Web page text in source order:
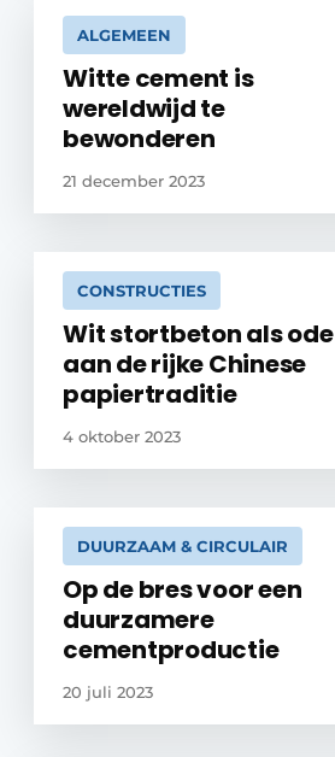
ALGEMEEN
Witte cement is
wereldwijd te
bewonderen
21 december 2023
CONSTRUCTIES
Wit stortbeton als ode
aan de rijke Chinese
papiertraditie
4 oktober 2023
DUURZAAM & CIRCULAIR
Op de bres voor een
duurzamere
cementproductie
20 juli 2023